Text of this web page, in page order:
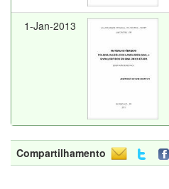
1-Jan-2013
Compartilhamento